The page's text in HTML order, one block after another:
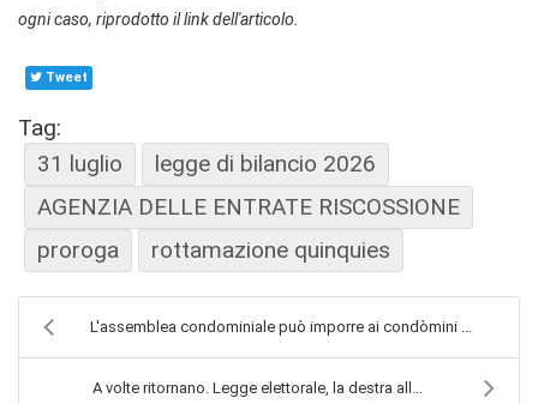
ogni caso, riprodotto il link dell'articolo.
Tweet
Tag:
31 luglio
legge di bilancio 2026
AGENZIA DELLE ENTRATE RISCOSSIONE
proroga
rottamazione quinquies
L'assemblea condominiale può imporre ai condòmini ...
A volte ritornano. Legge elettorale, la destra all...